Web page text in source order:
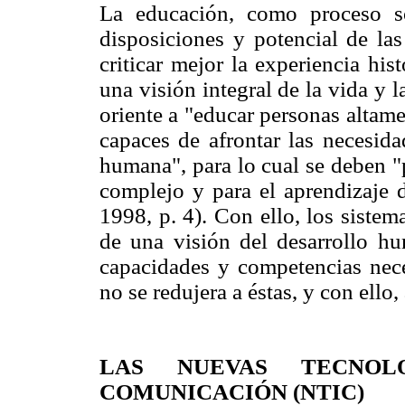
La educación, como proceso
disposiciones y potencial de
criticar mejor la experiencia
una visión integral de la vida y
oriente a "educar personas
capaces de afrontar las
humana", para lo cual se deben
complejo y para el aprendizaje
1998, p. 4). Con ello, los
de una visión del desarrollo
capacidades y competencias
no se redujera a éstas, y con
LAS NUEVAS
COMUNICACIÓN (NTIC)